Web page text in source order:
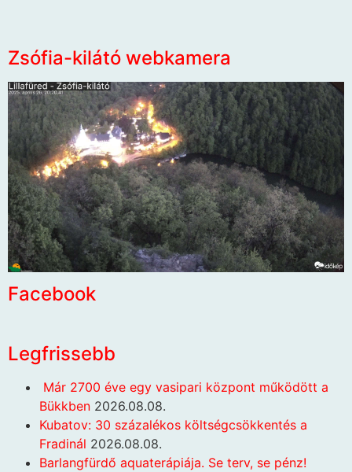
Zsófia-kilátó webkamera
Facebook
Legfrissebb
Már 2700 éve egy vasipari központ működött a
Bükkben 2026.08.08.
Kubatov: 30 százalékos költségcsökkentés a
Fradinál 2026.08.08.
Barlangfürdő aquaterápiája. Se terv, se pénz!